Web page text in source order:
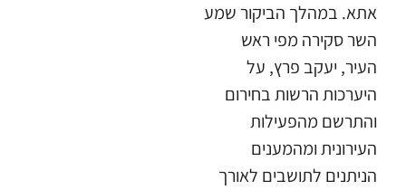
אתא. במהלך הביקור שמע
השר סקירה מפי ראש
העיר, יעקב פרץ, על
היערכות הרשות בחירום
והתרשם מהפעילות
העירונית ומהמענים
הניתנים לתושבים לאורך